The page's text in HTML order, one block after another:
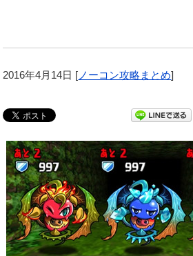
2016年4月14日 [ ノーコン攻略まとめ]